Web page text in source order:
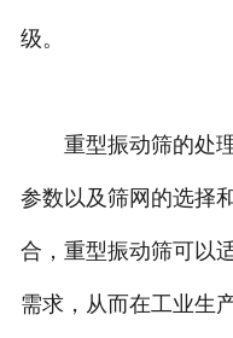
级。
重型振动筛的处理
参数以及筛网的选择
合，重型振动筛可以
需求，从而在工业生